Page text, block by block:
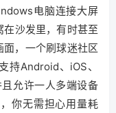
电脑连接大屏
沙发里，有时甚至
，一个刷球迷社区
持Android、iOS、
允许一人多端设备
你无需担心用量耗